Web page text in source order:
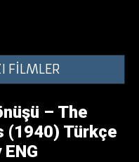
FİLMLER
– The
(1940) Türkçe